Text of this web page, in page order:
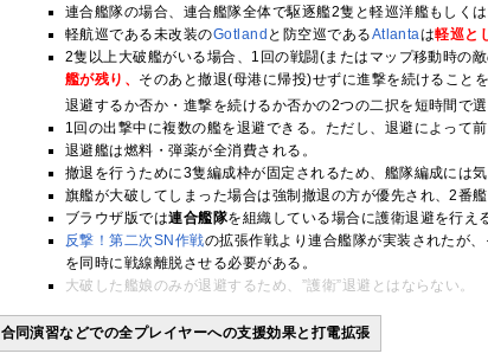
連合艦隊の場合、連合艦隊全体で駆逐艦2隻と軽巡洋艦もしく
軽航巡である未改装のGotland と防空巡であるAtlantaは軽巡と
2隻以上大破艦がいる場合、1回の戦闘(またはマップ移動時の
艦が残り、 そのあと撤退(母港に帰投)せずに進撃を続けること
退避するか否か・進撃を続けるか否かの2つの二択を短時間で
1回の出撃中に複数の艦を退避できる。ただし、退避によって
退避艦は燃料・弾薬が全消費される。
撤退を行うために3隻編成枠が固定されるため、艦隊編成には
旗艦が大破してしまった場合は強制撤退の方が優先され、2番
ブラウザ版では連合艦隊を組織している場合に護衛退避を行え
反撃！第二次SN作戦の拡張作戦より連合艦隊が実装されたが
を同時に戦線離脱させる必要がある。
大破した艦娘のみが退避するため、”護衛”退避とはならない。
合同演習などでの全プレイヤーへの支援効果と打電拡張